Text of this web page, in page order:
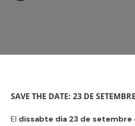
SAVE THE DATE: 23 DE SETEMBRE
El dissabte dia 23 de setembre